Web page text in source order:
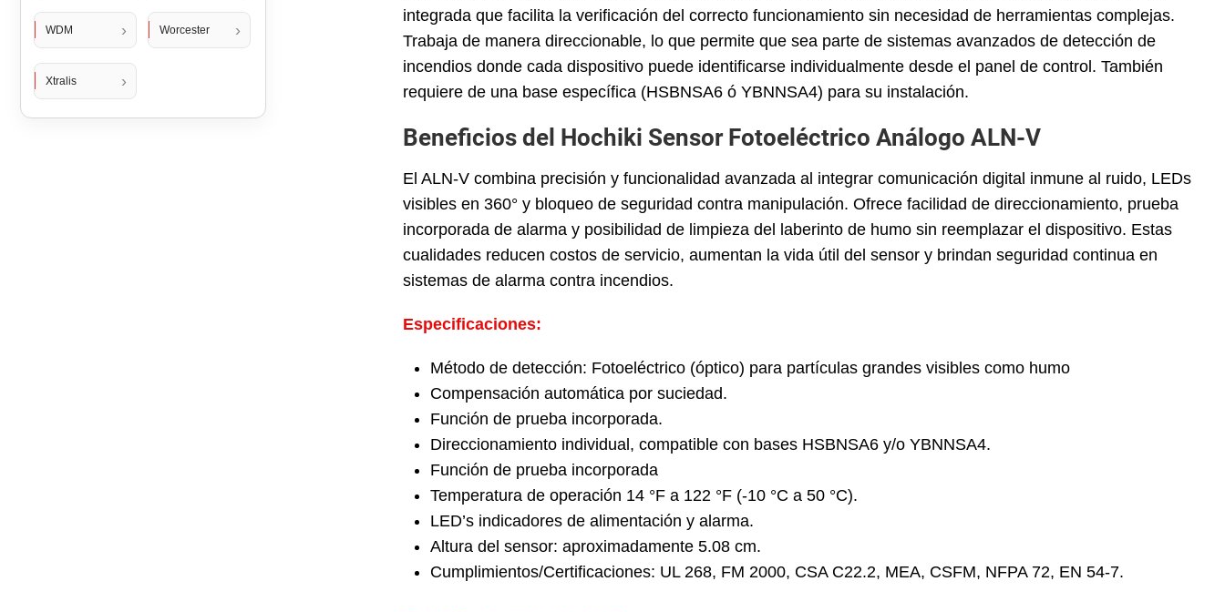
integrada que facilita la verificación del correcto funcionamiento sin necesidad de herramientas complejas.
Trabaja de manera direccionable, lo que permite que sea parte de sistemas avanzados de detección de
incendios donde cada dispositivo puede identificarse individualmente desde el panel de control. También
requiere de una base específica (HSBNSA6 ó YBNNSA4) para su instalación.
Beneficios del Hochiki Sensor Fotoeléctrico Análogo ALN-V
El ALN-V combina precisión y funcionalidad avanzada al integrar comunicación digital inmune al ruido, LEDs
visibles en 360° y bloqueo de seguridad contra manipulación. Ofrece facilidad de direccionamiento, prueba
incorporada de alarma y posibilidad de limpieza del laberinto de humo sin reemplazar el dispositivo. Estas
cualidades reducen costos de servicio, aumentan la vida útil del sensor y brindan seguridad continua en
sistemas de alarma contra incendios.
Especificaciones:
Método de detección: Fotoeléctrico (óptico) para partículas grandes visibles como humo
Compensación automática por suciedad.
Función de prueba incorporada.
Direccionamiento individual, compatible con bases HSBNSA6 y/o YBNNSA4.
Función de prueba incorporada
Temperatura de operación 14 °F a 122 °F (-10 °C a 50 °C).
LED’s indicadores de alimentación y alarma.
Altura del sensor: aproximadamente 5.08 cm.
Cumplimientos/Certificaciones: UL 268, FM 2000, CSA C22.2, MEA, CSFM, NFPA 72, EN 54-7.
WDM Worcester
Xtralis